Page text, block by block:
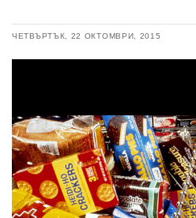
ЧЕТВЪРТЪК, 22 ОКТОМВРИ, 2015